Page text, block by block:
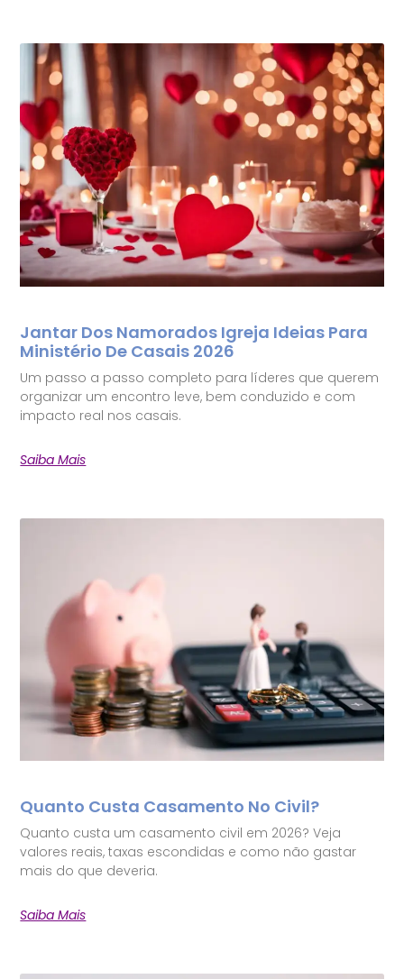
Jantar Dos Namorados Igreja Ideias Para
Ministério De Casais 2026
Um passo a passo completo para líderes que querem
organizar um encontro leve, bem conduzido e com
impacto real nos casais.
Saiba Mais
Quanto Custa Casamento No Civil?
Quanto custa um casamento civil em 2026? Veja
valores reais, taxas escondidas e como não gastar
mais do que deveria.
Saiba Mais